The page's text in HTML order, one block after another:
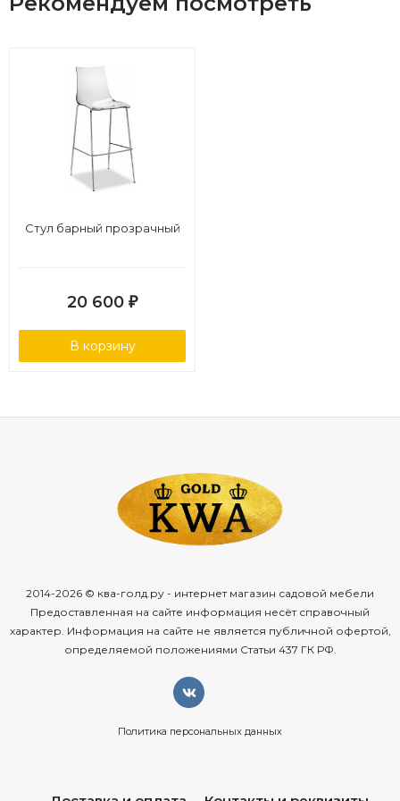
Стул барный прозрачный
20 600 ₽
В корзину
2014-2026 © ква-голд.ру - интернет магазин садовой мебели
Предоставленная на сайте информация несёт справочный
характер. Информация на сайте не является публичной офертой,
определяемой положениями Статьи 437 ГК РФ.
Политика персональных данных